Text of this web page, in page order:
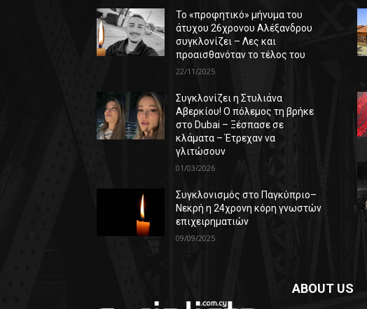
Το «προφητικό» μήνυμα του
άτυχου 26χρονου Αλέξανδρου
συγκλονίζει – Λες και
προαισθανόταν το τέλος του
22/11/2025
Συγκλονίζει η Στυλιάνα
Αβερκίου! Ο πόλεμος τη βρήκε
στο Dubai – Ξέσπασε σε
κλάματα – Έτρεχαν να
γλιτώσουν
01/03/2026
Συγκλονισμός στο Παγκύπριο–
Νεκρή η 24χρονη κόρη γνωστών
επιχειρηματιών
09/09/2025
ABOUT US